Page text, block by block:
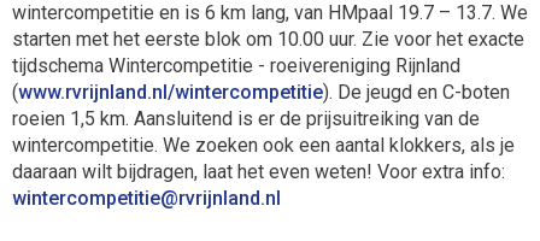
wintercompetitie en is 6 km lang, van HMpaal 19.7 – 13.7. We
starten met het eerste blok om 10.00 uur. Zie voor het exacte
tijdschema Wintercompetitie - roeivereniging Rijnland
(www.rvrijnland.nl/wintercompetitie). De jeugd en C-boten
roeien 1,5 km. Aansluitend is er de prijsuitreiking van de
wintercompetitie. We zoeken ook een aantal klokkers, als je
daaraan wilt bijdragen, laat het even weten! Voor extra info:
eititepmocretniw@rvrijnland.nl